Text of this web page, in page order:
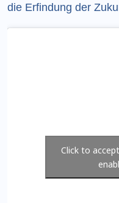
die Erfindung der
Click to